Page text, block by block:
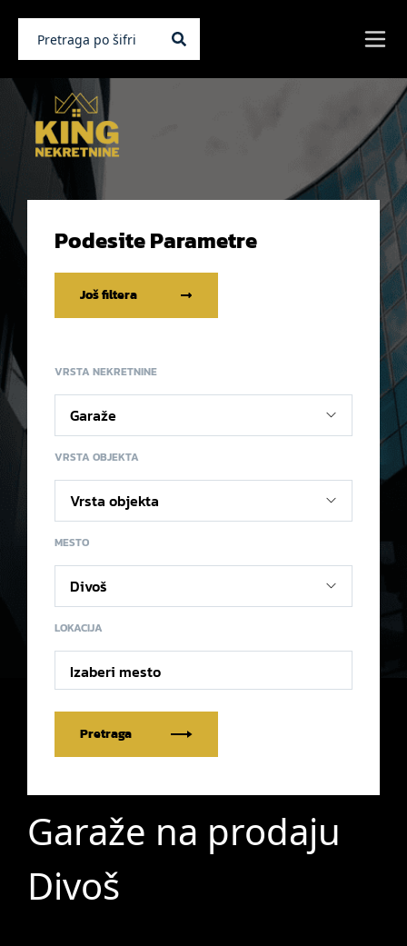
Podesite Parametre
Još filtera
VRSTA NEKRETNINE
VRSTA OBJEKTA
MESTO
LOKACIJA
Izaberi mesto
Pretraga
Garaže na prodaju
Divoš